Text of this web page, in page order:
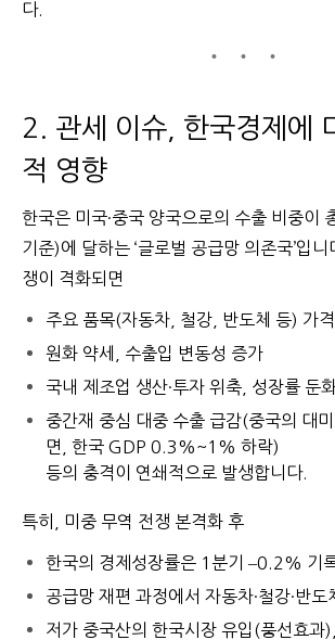
다.
2. 관세 이슈, 한국경제에
적 영향
한국은 미국·중국 양국으로의 수출 비중
기준)에 달하는 ‘글로벌 공급망 의존국’입
쟁이 격화되면
주요 품목(자동차, 철강, 반도체 등) 가
원화 약세, 수출입 변동성 증가
국내 제조업 생산·투자 위축, 성장률 둔
중간재 중심 대중 수출 급감(중국의 대
면, 한국 GDP 0.3%~1% 하락)
등의 충격이 연쇄적으로 발생합니다.
특히, 미중 무역 전쟁 본격화 후
한국의 경제성장률은 1분기 –0.2% 기
공급망 재편 과정에서 자동차·철강·반도
저가 중국산의 한국시장 유입(풍선효과),